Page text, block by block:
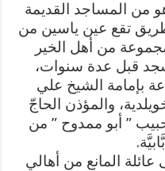
من المساجد القديمة
تقع عين ياسين من
من أهل الخير
قبل عدة سنوات،
بإمامة الشيخ علي
والمؤذن الحاجّ
” أبو ممدوح ” من
المانع من أهالي